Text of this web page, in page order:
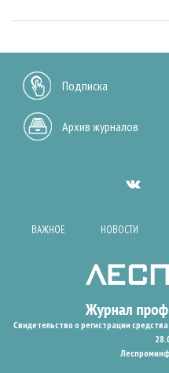
Подписка
Архив журналов
ВАЖНОЕ НОВОСТИ
Свидетельство о регистрации